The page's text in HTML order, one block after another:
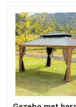
Ongeveer ons
Fabrieksreis